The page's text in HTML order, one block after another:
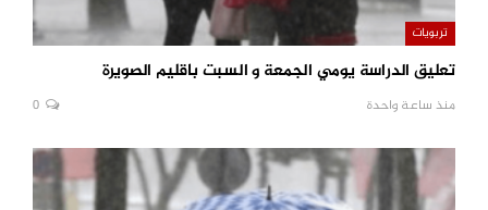
تربويات
تعليق الدراسة يومي الجمعة و السبت باقليم الصويرة
منذ ساعة واحدة